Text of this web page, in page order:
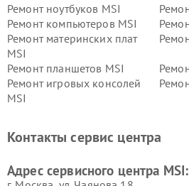
Ремонт ноутбуков MSI
Ремонт компьютеров MSI
Ремонт материнских плат
MSI
Ремонт планшетов MSI
Ремонт игровых консолей
MSI
Контакты сервис центра
Адрес сервисного центра MSI: